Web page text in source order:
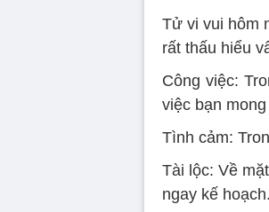
Tử vi vui hôm
rất thấu hiểu
Công việc:
việc bạn
Tình cảm:
Tài lộc: Về
ngay kế hoạch.